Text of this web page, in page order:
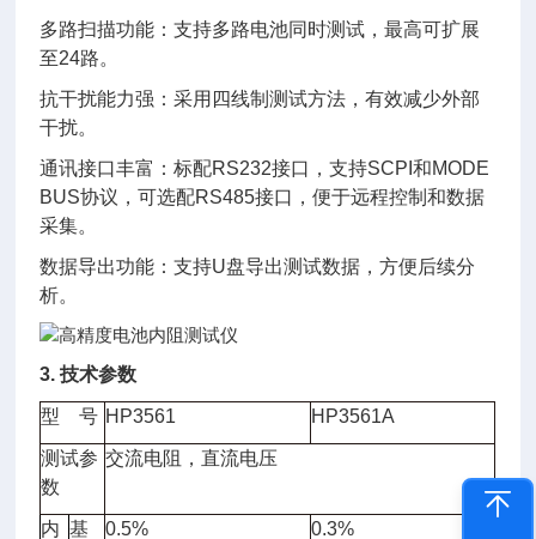
多路扫描功能：支持多路电池同时测试，最高可扩展
至24路。
抗干扰能力强：采用四线制测试方法，有效减少外部
干扰。
通讯接口丰富：标配RS232接口，支持SCPI和MODE
BUS协议，可选配RS485接口，便于远程控制和数据
采集。
数据导出功能：支持U盘导出测试数据，方便后续分
析。
3. 技术参数
型 号 HP3561 HP3561A
测试参
数
交流电阻，直流电压
内 基
0.5% 0.3%